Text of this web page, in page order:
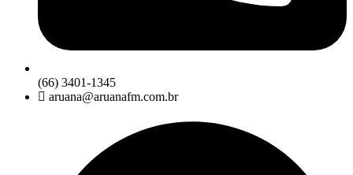
(66) 3401-1345
aruana@aruanafm.com.br